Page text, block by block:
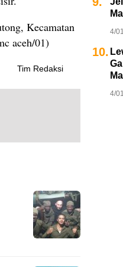
Kecamatan
aceh/01)
Tim Redaksi
4/
10.
4/